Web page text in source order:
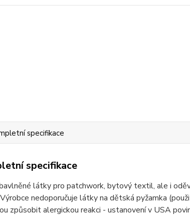
specifikace
specifikace
látky pro patchwork, bytový textil, ale i
nedoporučuje látky na dětská pyžamka
způsobit alergickou reakci - ustanovení v USA